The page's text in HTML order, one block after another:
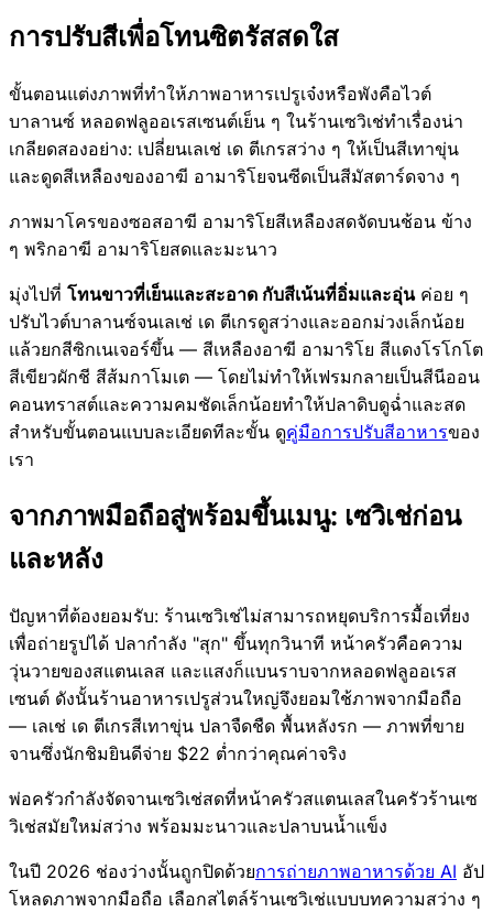
การปรับสีเพื่อโทนซิตรัสสดใส
ขั้นตอนแต่งภาพที่ทำให้ภาพอาหารเปรูเจ๋งหรือพังคือไวต์
บาลานซ์ หลอดฟลูออเรสเซนต์เย็น ๆ ในร้านเซวิเช่ทำเรื่องน่า
เกลียดสองอย่าง: เปลี่ยนเลเช่ เด ตีเกรสว่าง ๆ ให้เป็นสีเทาขุ่น
และดูดสีเหลืองของอาฆี อามาริโยจนซีดเป็นสีมัสตาร์ดจาง ๆ
ภาพมาโครของซอสอาฆี อามาริโยสีเหลืองสดจัดบนช้อน ข้าง
ๆ พริกอาฆี อามาริโยสดและมะนาว
มุ่งไปที่ โทนขาวที่เย็นและสะอาด กับสีเน้นที่อิ่มและอุ่นค่อย ๆ
ปรับไวต์บาลานซ์จนเลเช่ เด ตีเกรดูสว่างและออกม่วงเล็กน้อย
แล้วยกสีซิกเนเจอร์ขึ้น — สีเหลืองอาฆี อามาริโย สีแดงโรโกโต
สีเขียวผักชี สีส้มกาโมเต — โดยไม่ทำให้เฟรมกลายเป็นสีนีออน
คอนทราสต์และความคมชัดเล็กน้อยทำให้ปลาดิบดูฉ่ำและสด
สำหรับขั้นตอนแบบละเอียดทีละขั้น ดูคู่มือการปรับสีอาหารของ
เรา
จากภาพมือถือสู่พร้อมขึ้นเมนู: เซวิเช่ก่อน
และหลัง
ปัญหาที่ต้องยอมรับ: ร้านเซวิเช่ไม่สามารถหยุดบริการมื้อเที่ยง
เพื่อถ่ายรูปได้ ปลากำลัง "สุก" ขึ้นทุกวินาที หน้าครัวคือความ
วุ่นวายของสแตนเลส และแสงก็แบนราบจากหลอดฟลูออเรส
เซนต์ ดังนั้นร้านอาหารเปรูส่วนใหญ่จึงยอมใช้ภาพจากมือถือ
— เลเช่ เด ตีเกรสีเทาขุ่น ปลาจืดชืด พื้นหลังรก — ภาพที่ขาย
จานซึ่งนักชิมยินดีจ่าย $22 ต่ำกว่าคุณค่าจริง
พ่อครัวกำลังจัดจานเซวิเช่สดที่หน้าครัวสแตนเลสในครัวร้านเซ
วิเช่สมัยใหม่สว่าง พร้อมมะนาวและปลาบนน้ำแข็ง
ในปี 2026 ช่องว่างนั้นถูกปิดด้วยการถ่ายภาพอาหารด้วย AI อัป
โหลดภาพจากมือถือ เลือกสไตล์ร้านเซวิเช่แบบบทความสว่าง ๆ